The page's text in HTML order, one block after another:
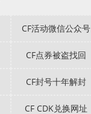
CF活动微信公众号
CF点券被盗找回
CF封号十年解封
CF CDK兑换网址